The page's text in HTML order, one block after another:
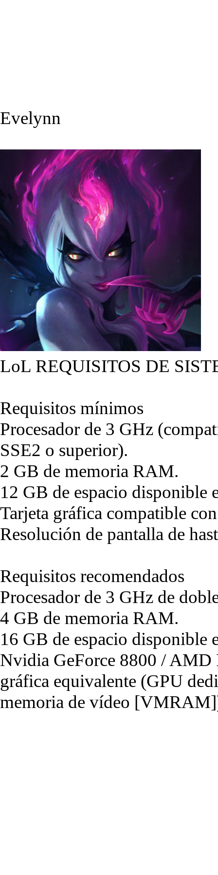
Evelynn
LoL REQUISITOS DE
Requisitos mínimos
Procesador de 3 GHz
SSE2 o superior).
2 GB de memoria RAM.
12 GB de espacio disponible
Tarjeta gráfica compatible
Resolución de pantalla de
Requisitos recomendados
Procesador de 3 GHz de
4 GB de memoria RAM.
16 GB de espacio disponible
Nvidia GeForce 8800 / AMD
gráfica equivalente (GPU
memoria de vídeo